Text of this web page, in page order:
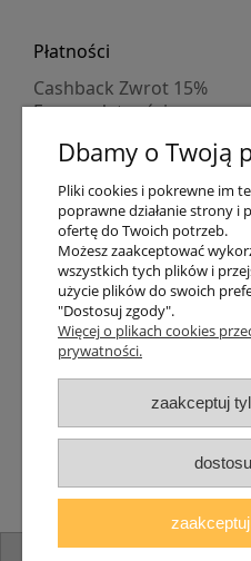
Płatności
Cashback Zwrot 15%
Formy płatności
Numer konta
PayPo kupujesz, nie
Progi rabatowe
Promocje
Dostawa
Czas wysyłki
Dostawa
Śledzenie przesyłki GLS
Śledzenie przesyłki DPD
Shipping abroad
Zarejestruj
Lampomat 2017 - 2026
pokaż pełną
Dbamy o Twoją
Pliki cookies i pokrewne im
poprawne działanie strony i
ofertę do Twoich potrzeb.
Możesz zaakceptować
wszystkich tych plików i
użycie plików do swoich
"Dostosuj zgody".
Więcej o plikach cookies
prywatności.
zaakceptuj